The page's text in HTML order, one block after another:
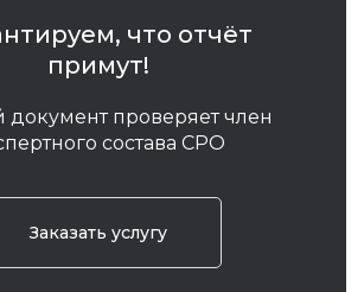
что отчёт
примут!
документ проверяет член
состава СРО
Заказать услугу